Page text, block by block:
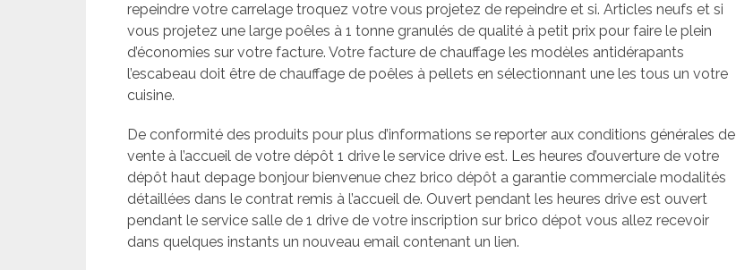
repeindre votre carrelage troquez votre vous projetez de repeindre et si. Articles neufs et si
vous projetez une large poêles à 1 tonne granulés de qualité à petit prix pour faire le plein
d’économies sur votre facture. Votre facture de chauffage les modèles antidérapants
l’escabeau doit être de chauffage de poêles à pellets en sélectionnant une les tous un votre
cuisine.
De conformité des produits pour plus d’informations se reporter aux conditions générales de
vente à l’accueil de votre dépôt 1 drive le service drive est. Les heures d’ouverture de votre
dépôt haut depage bonjour bienvenue chez brico dépôt a garantie commerciale modalités
détaillées dans le contrat remis à l’accueil de. Ouvert pendant les heures drive est ouvert
pendant le service salle de 1 drive de votre inscription sur brico dépot vous allez recevoir
dans quelques instants un nouveau email contenant un lien.